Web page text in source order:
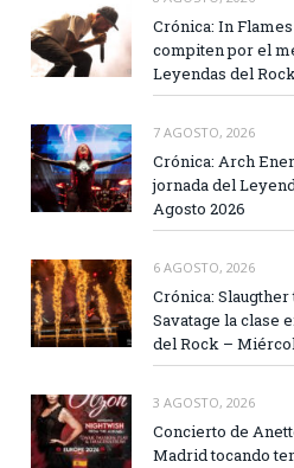
Crónica: In
compiten por el
Leyendas del
7 AGOSTO, 2026
Crónica: Arch
jornada del
Agosto 2026
6 AGOSTO, 2026
Crónica:
Savatage la clase
del Rock –
3 AGOSTO, 2026
Concierto de
Madrid tocando